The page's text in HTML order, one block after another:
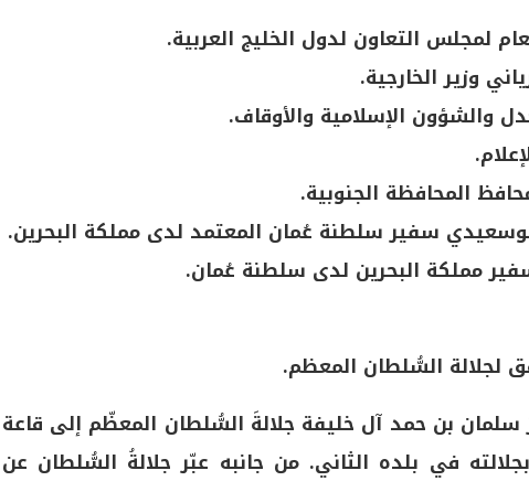
لمجلس التعاون لدول الخليج العربية.
وزير الخارجية.
والشؤون الإسلامية والأوقاف.
المحافظة الجنوبية.
سفير سلطنة عُمان المعتمد لدى مملكة البحرين.
مملكة البحرين لدى سلطنة عُمان.
لجلالة السُّلطان المعظم.
بن حمد آل خليفة جلالةَ السُّلطان المعظّم إلى قاعة
في بلده الثاني. من جانبه عبّر جلالةُ السُّلطان عن